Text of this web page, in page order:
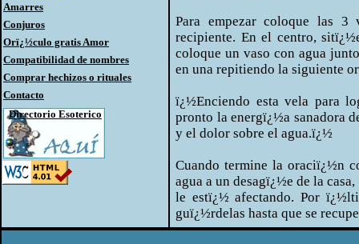
Amarres
Conjuros
Orï¿½culo gratis Amor
Compatibilidad de nombres
Comprar hechizos o rituales
Contacto
Directorio Esoterico
Para empezar coloque las
recipiente. En el centro,
coloque un vaso con agua
en una repitiendo la siguiente
ï¿½Enciendo esta vela para
pronto la energï¿½a sanadora
y el dolor sobre el agua.ï¿½
Cuando termine la oraciï¿½n
agua a un desagï¿½e de la
le estï¿½ afectando. Por
guï¿½rdelas hasta que se